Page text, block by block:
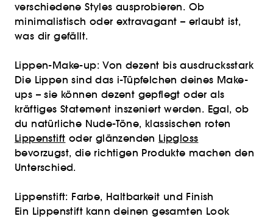
verschiedene Styles ausprobieren. Ob
minimalistisch oder extravagant – erlaubt ist,
was dir gefällt.
Lippen-Make-up: Von dezent bis ausdrucksstark
Die Lippen sind das i-Tüpfelchen deines Make-
ups – sie können dezent gepflegt oder als
kräftiges Statement inszeniert werden. Egal, ob
du natürliche Nude-Töne, klassischen roten
Lippenstift oder glänzenden Lipgloss
bevorzugst, die richtigen Produkte machen den
Unterschied.
Lippenstift: Farbe, Haltbarkeit und Finish
Ein Lippenstift kann deinen gesamten Look